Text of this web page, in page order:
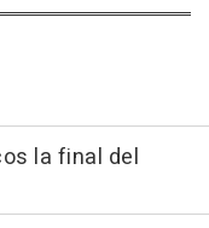
la final del